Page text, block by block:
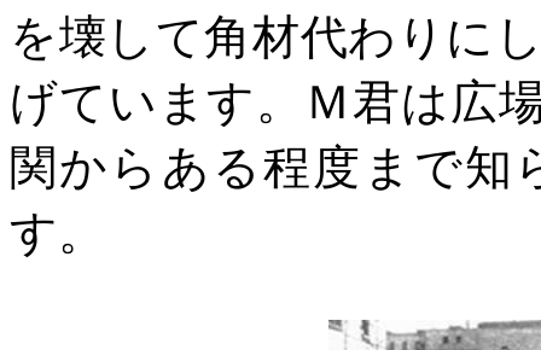
を壊して角材代わりに
げています。Ｍ君は広
関からある程度まで知
す。